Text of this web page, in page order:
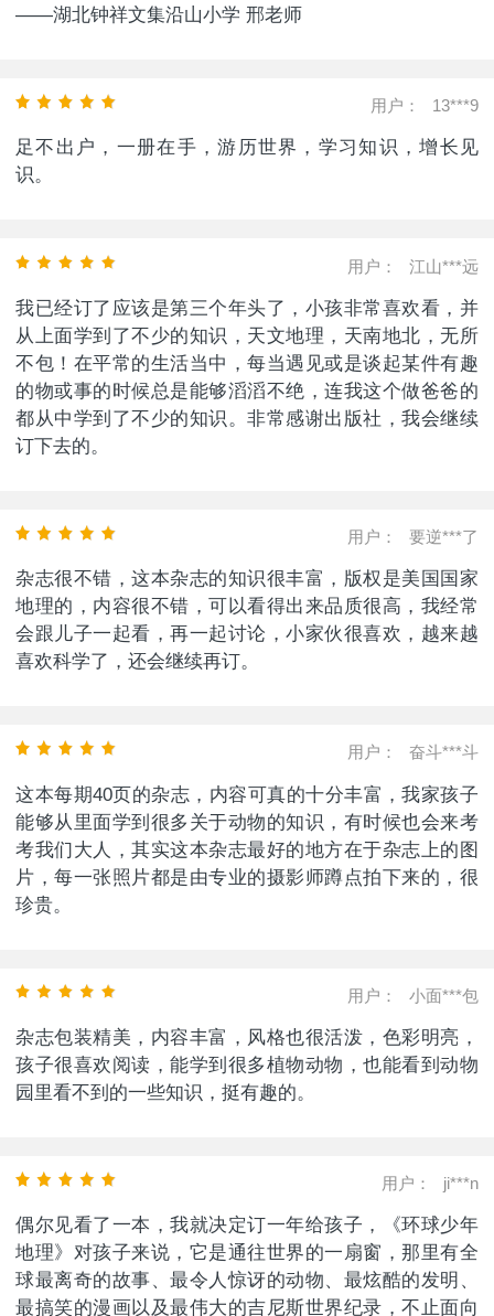
——湖北钟祥文集沿山小学 邢老师
用户： 13***9
足不出户，一册在手，游历世界，学习知识，增长见
识。
用户： 江山***远
我已经订了应该是第三个年头了，小孩非常喜欢看，并
从上面学到了不少的知识，天文地理，天南地北，无所
不包！在平常的生活当中，每当遇见或是谈起某件有趣
的物或事的时候总是能够滔滔不绝，连我这个做爸爸的
都从中学到了不少的知识。非常感谢出版社，我会继续
订下去的。
用户： 要逆***了
杂志很不错，这本杂志的知识很丰富，版权是美国国家
地理的，内容很不错，可以看得出来品质很高，我经常
会跟儿子一起看，再一起讨论，小家伙很喜欢，越来越
喜欢科学了，还会继续再订。
用户： 奋斗***斗
这本每期40页的杂志，内容可真的十分丰富，我家孩子
能够从里面学到很多关于动物的知识，有时候也会来考
考我们大人，其实这本杂志最好的地方在于杂志上的图
片，每一张照片都是由专业的摄影师蹲点拍下来的，很
珍贵。
用户： 小面***包
杂志包装精美，内容丰富，风格也很活泼，色彩明亮，
孩子很喜欢阅读，能学到很多植物动物，也能看到动物
园里看不到的一些知识，挺有趣的。
用户： ji***n
偶尔见看了一本，我就决定订一年给孩子，《环球少年
地理》对孩子来说，它是通往世界的一扇窗，那里有全
球最离奇的故事、最令人惊讶的动物、最炫酷的发明、
最搞笑的漫画以及最伟大的吉尼斯世界纪录，不止面向